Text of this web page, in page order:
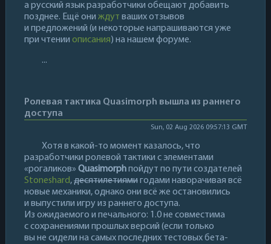
а русский язык разработчики обещают добавить
позднее. Ещё они ждут ваших отзывов
и предложений (и некоторые напрашиваются уже
при чтении описания) на нашем форуме.
...
Ролевая тактика Quasimorph вышла из раннего
доступа
Sun, 02 Aug 2026 09:57:13 GMT
Хотя в какой-то момент казалось, что
разработчики ролевой тактики с элементами
«рогаликов» Quasimorphпойдут по пути создателей
Stoneshard,десятилетиямигодами наворачивая всё
новые механики, однако они всё же остановились
и выпустили игру из раннего доступа.
Из ожидаемого и печального: 1.0 не совместима
с сохранениями прошлых версий (если только
вы не сидели на самых последних тестовых бета-